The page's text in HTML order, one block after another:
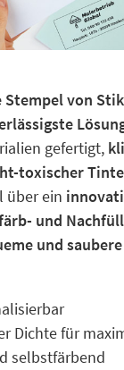
von
gefertigt,
toxischer Tinte
über ein
und
und
Dichte für
selbstfärbend